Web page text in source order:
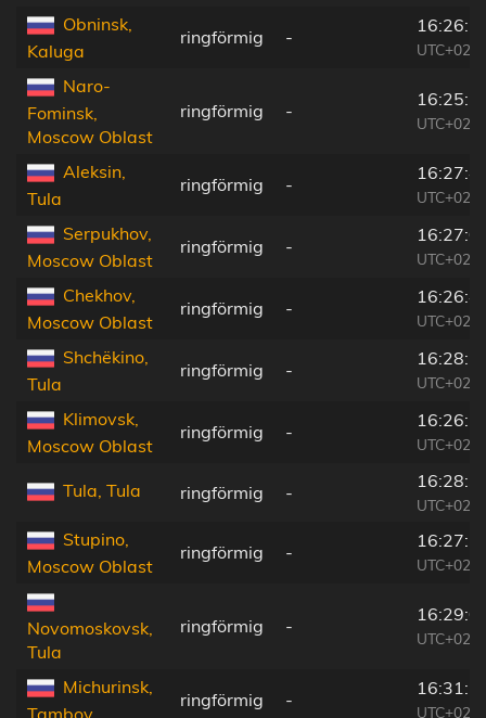
Obninsk,
Kaluga
ringförmig -
Naro-
Fominsk,
Moscow Oblast
ringförmig -
Aleksin,
Tula
ringförmig -
Serpukhov,
Moscow Oblast
ringförmig -
Chekhov,
Moscow Oblast
ringförmig -
Shchëkino,
Tula
ringförmig -
Klimovsk,
Moscow Oblast
ringförmig -
Tula, Tula ringförmig -
Stupino,
Moscow Oblast
ringförmig -
Novomoskovsk,
Tula
ringförmig -
Michurinsk,
Tambov
ringförmig -